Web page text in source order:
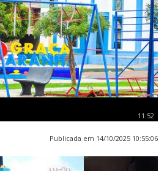
11:52
Publicada em 14/10/2025 10:55:06